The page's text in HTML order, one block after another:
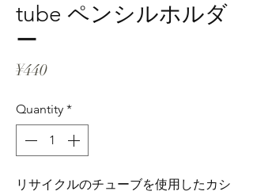
tube ペンシルホルダ
ー
¥440Price
Quantity *
リサイクルのチューブを使用したカシ